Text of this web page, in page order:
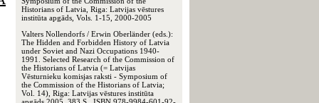
Historians of Latvia, Riga: Latvijas vēstures
institūta apgāds, Vols. 1-15, 2000-2005
Valters Nollendorfs / Erwin Oberländer (eds.):
The Hidden and Forbidden History of Latvia
under Soviet and Nazi Occupations 1940-
1991. Selected Research of the Commission of
the Historians of Latvia (= Latvijas
Vēsturnieku komisjas raksti - Symposium of
the Commission of the Historians of Latvia;
Vol. 14), Riga: Latvijas vēstures institūta